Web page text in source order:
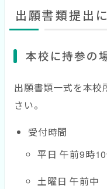
出願書類提出
本校に持参の
出願書類一式を本校
さい。
受付時間
平日 午前9時
土曜日 午前中